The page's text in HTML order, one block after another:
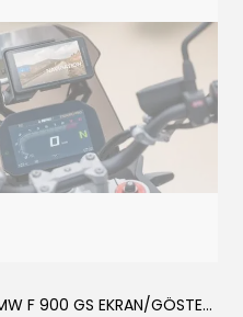
AEL-TECH BMW F 900 GS EKRAN/GÖSTERGE KORUYUCU 2024-2025